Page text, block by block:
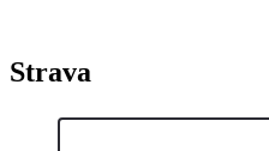
Strava